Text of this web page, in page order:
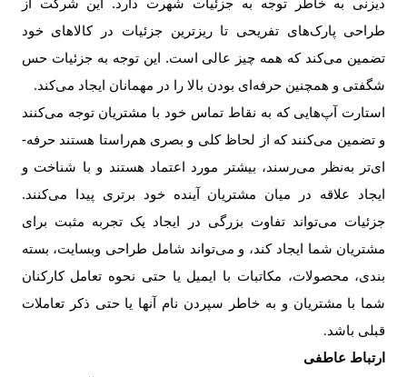
دیزنی به خاطر توجه به جزئیات شهرت دارد. این شرکت از
طراحی پارک‌­های تفریحی تا ریزترین جزئیات در کالاهای خود
تضمین می‌کند که همه چیز عالی است. این توجه به جزئیات حس
شگفتی و همچنین حرفه‌­ای بودن بالا را در مهمانان ایجاد می‌کند.
استارت­ آپ‌­هایی که به نقاط تماس خود با مشتریان توجه می‌کنند
و تضمین می‌کنند که از لحاظ کلی و بصری هم­‌راستا هستند حرفه‌­
ای‌تر به­‌نظر می‌­رسند، بیشتر مورد اعتماد هستند و با شناخت و
ایجاد علاقه در میان مشتریان آینده خود برتری پیدا می­‌کنند.
جزئیات می­‌تواند تفاوت بزرگی در ایجاد یک تجربه مثبت برای
مشتریان شما ایجاد کند، و می‌تواند شامل طراحی وبسایت، بسته
بندی، محصولات، مکاتبات با ایمیل یا حتی نحوه تعامل کارکنان
شما با مشتریان و به خاطر سپردن نام آنها یا حتی ذکر تعاملات
قبلی باشد.
ارتباط عاطفی